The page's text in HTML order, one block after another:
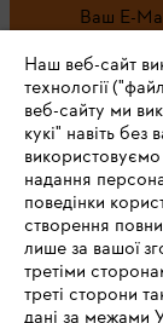
Ваш E-
Наш веб-сайт
технології
веб-сайту ми
кукі" навіть без
використовуємо
надання
поведінки
створення
лише за вашої
третіми
треті сторони